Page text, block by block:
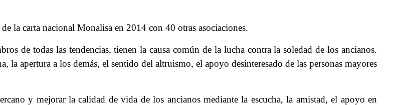
la carta nacional Monalisa en 2014 con 40 otras asociaciones.
de todas las tendencias, tienen la causa común de la lucha contra la soledad de los ancianos.
la apertura a los demás, el sentido del altruismo, el apoyo desinteresado de las personas mayores
y mejorar la calidad de vida de los ancianos mediante la escucha, la amistad, el apoyo en